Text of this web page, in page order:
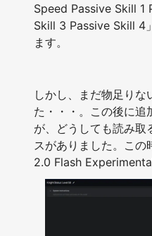
Speed Passive Skill 1
Skill 3 Passive Skill 4
ます。
しかし、まだ物足りな
た・・・。この後に追
が、どうしても読み取
スがありました。この
2.0 Flash Experimental